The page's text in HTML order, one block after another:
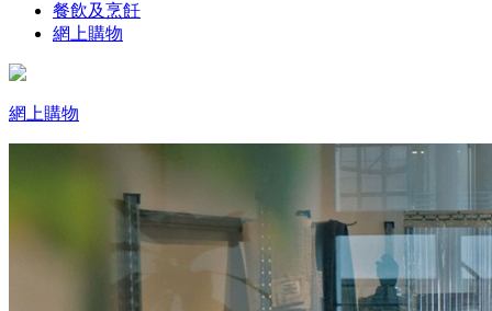
餐飲及烹飪
網上購物
網上購物